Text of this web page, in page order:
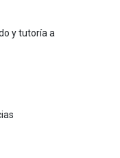
y tutoría a